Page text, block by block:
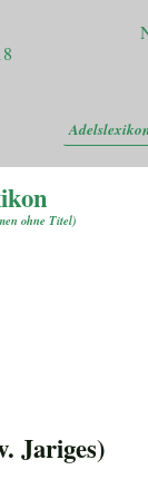
ohne Titel)
Jariges)